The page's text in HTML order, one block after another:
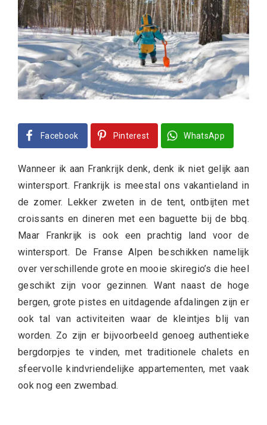
Facebook Pinterest WhatsApp
Wanneer ik aan Frankrijk denk, denk ik niet gelijk aan
wintersport. Frankrijk is meestal ons vakantieland in
de zomer. Lekker zweten in de tent, ontbijten met
croissants en dineren met een baguette bij de bbq.
Maar Frankrijk is ook een prachtig land voor de
wintersport. De Franse Alpen beschikken namelijk
over verschillende grote en mooie skiregio’s die heel
geschikt zijn voor gezinnen. Want naast de hoge
bergen, grote pistes en uitdagende afdalingen zijn er
ook tal van activiteiten waar de kleintjes blij van
worden. Zo zijn er bijvoorbeeld genoeg authentieke
bergdorpjes te vinden, met traditionele chalets en
sfeervolle kindvriendelijke appartementen, met vaak
ook nog een zwembad.